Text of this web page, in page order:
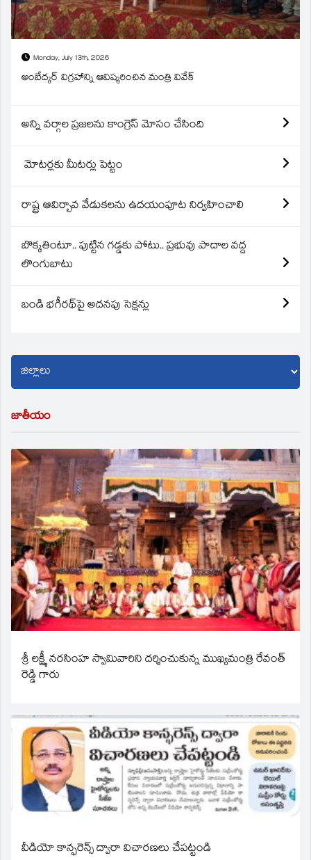
Monday, July 13th, 2026
అంబేద్కర్ విగ్రహాన్ని ఆవిష్కరించిన మంత్రి వివేక్
అన్ని వర్గాల ప్రజలను కాంగ్రెస్ మోసం చేసింది
మోటర్లకు మీటర్లు పెట్టం
రాష్ట్ర ఆవిర్బావ వేడుకలను ఉదయంపూట నిర్వహించాలి
బొక్కతింటూ.. పుట్టిన గడ్డకు పోటు.. ప్రభువు పాదాల వద్ద
లొంగుబాటు
బండి భగీరథ్‌పై అదనపు సెక్షన్లు
జాతీయం
శ్రీ లక్ష్మీ నరసింహ స్వామివారిని దర్శించుకున్న ముఖ్యమంత్రి రేవంత్
రెడ్డి గారు
వీడియో కాన్ఫరెన్స్ ద్వారా విచారణలు చేపట్టండి